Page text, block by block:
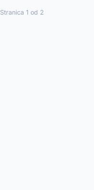
Stranica 1 od 2